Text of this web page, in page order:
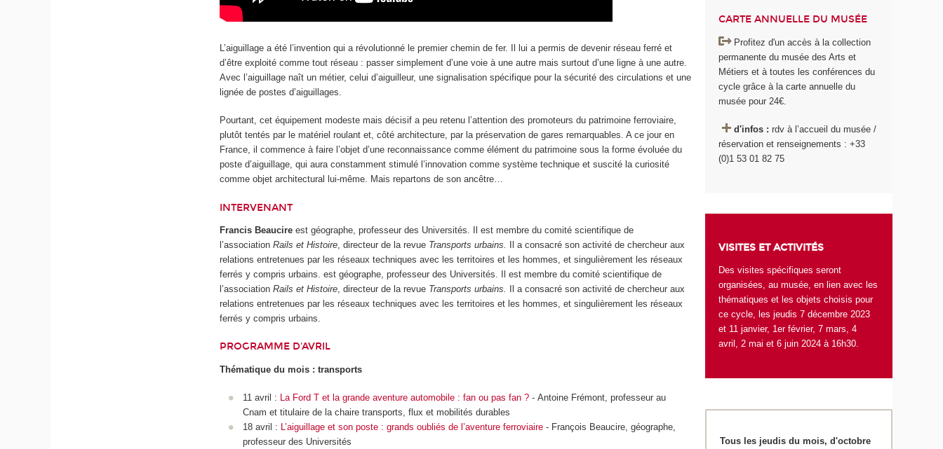
L’aiguillage a été l’invention qui a révolutionné le premier chemin de fer. Il lui a permis de devenir réseau ferré et
d’être exploité comme tout réseau : passer simplement d’une voie à une autre mais surtout d’une ligne à une autre.
Avec l’aiguillage naît un métier, celui d’aiguilleur, une signalisation spécifique pour la sécurité des circulations et une
lignée de postes d’aiguillages.
Pourtant, cet équipement modeste mais décisif a peu retenu l’attention des promoteurs du patrimoine ferroviaire,
plutôt tentés par le matériel roulant et, côté architecture, par la préservation de gares remarquables. A ce jour en
France, il commence à faire l’objet d’une reconnaissance comme élément du patrimoine sous la forme évoluée du
poste d’aiguillage, qui aura constamment stimulé l’innovation comme système technique et suscité la curiosité
comme objet architectural lui-même. Mais repartons de son ancêtre…
INTERVENANT
Francis Beaucire est géographe, professeur des Universités. Il est membre du comité scientifique de
l’associationRails et Histoire , directeur de la revue Transports urbains.
Il a consacré son activité de chercheur aux
relations entretenues par les réseaux techniques avec les territoires et les hommes, et singulièrement les réseaux
ferrés y compris urbains. est géographe, professeur des Universités. Il est membre du comité scientifique de
l’associationRails et Histoire , directeur de la revue Transports urbains.
Il a consacré son activité de chercheur aux
relations entretenues par les réseaux techniques avec les territoires et les hommes, et singulièrement les réseaux
ferrés y compris urbains.
PROGRAMME D'AVRIL
Thématique du mois : transports
11 avril : La Ford T et la grande aventure automobile : fan ou pas fan ?- Antoine Frémont, professeur au
Cnam et titulaire de la chaire transports, flux et mobilités durables
18 avril : L’aiguillage et son poste : grands oubliés de l’aventure ferroviaire- François Beaucire, géographe,
professeur des Universités
CARTE ANNUELLE DU MUSÉE
Profitez d'un accès à la collection
permanente du musée des Arts et
Métiers et à toutes les conférences du
cycle grâce à la carte annuelle du
musée pour 24€.
d'infos :rdv à l’accueil du musée /
réservation et renseignements : +33
(0)1 53 01 82 75
VISITES ET ACTIVITÉS
Des visites spécifiques seront
organisées, au musée, en lien avec les
thématiques et les objets choisis pour
ce cycle, les jeudis 7 décembre 2023
et 11 janvier, 1erfévrier, 7 mars, 4
avril, 2 mai et 6 juin 2024 à 16h30.
Tous les jeudis du mois, d'octobre